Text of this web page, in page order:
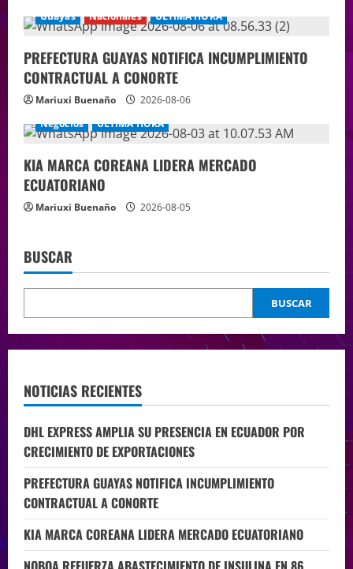
Guayas
Nacionales ÚLTIMA HORA
PREFECTURA GUAYAS NOTIFICA INCUMPLIMIENTO
CONTRACTUAL A CONORTE
Mariuxi Buenaño
2026-08-06
Negocios
ÚLTIMA HORA
KIA MARCA COREANA LIDERA MERCADO
ECUATORIANO
Mariuxi Buenaño 2026-08-05
BUSCAR
BUSCAR
NOTICIAS RECIENTES
DHL EXPRESS AMPLIA SU PRESENCIA EN ECUADOR POR
CRECIMIENTO DE EXPORTACIONES
PREFECTURA GUAYAS NOTIFICA INCUMPLIMIENTO
CONTRACTUAL A CONORTE
KIA MARCA COREANA LIDERA MERCADO ECUATORIANO